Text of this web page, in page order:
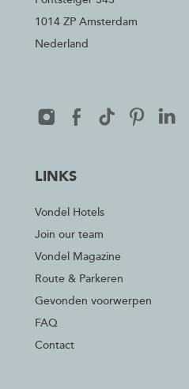
1014 ZP Amsterdam
Nederland
LINKS
Vondel Hotels
Join our team
Vondel Magazine
Route & Parkeren
Gevonden voorwerpen
FAQ
Contact